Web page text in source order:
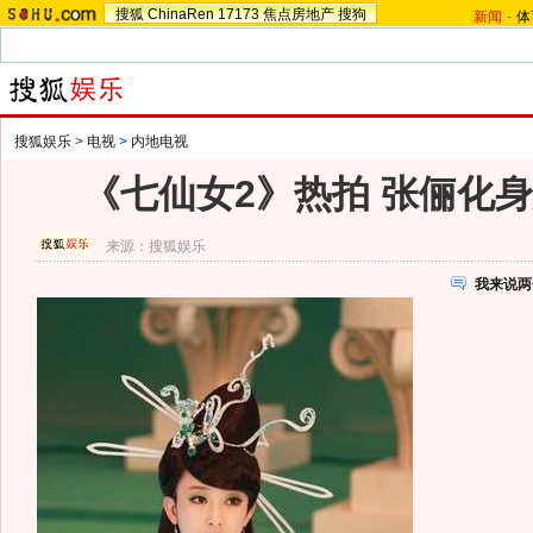
搜狐 ChinaRen 17173 焦点房地产 搜狗 新闻 -
搜狐娱乐 > 电视 > 内地电视
《七仙女2》热拍 张俪化
来源：搜狐娱乐
我来说